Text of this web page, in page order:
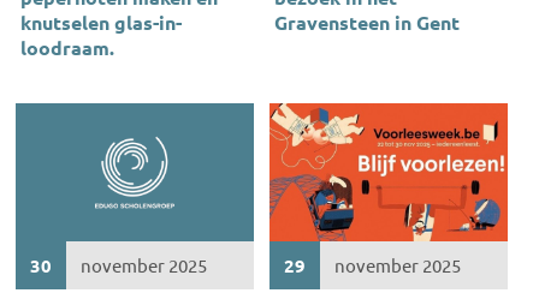
knutselen glas-in-
loodraam.
Gravensteen in Gent
30 november 2025 29 november 2025